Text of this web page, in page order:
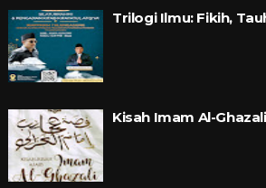
Trilogi Ilmu: Fikih,
Kisah Imam Al-